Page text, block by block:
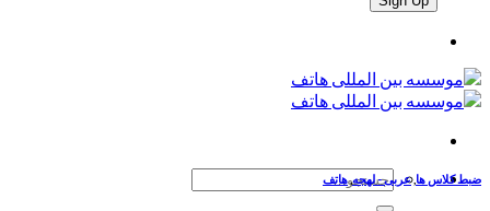
جستجو
ضبط کلاس ها ,عربی - لهجه,هاتف